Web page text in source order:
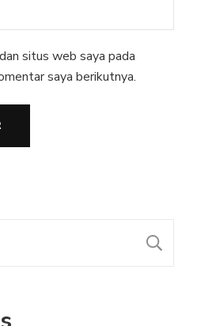
situs web saya pada
saya berikutnya.